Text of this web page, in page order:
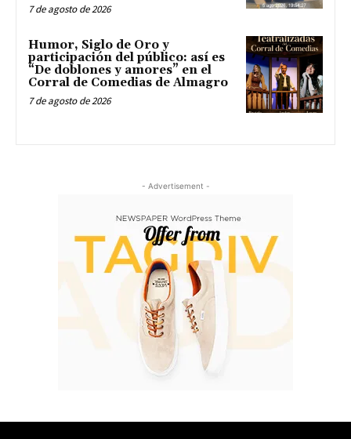
7 de agosto de 2026
Humor, Siglo de Oro y
participación del público: así es
“De doblones y amores” en el
Corral de Comedias de Almagro
7 de agosto de 2026
- Advertisement -